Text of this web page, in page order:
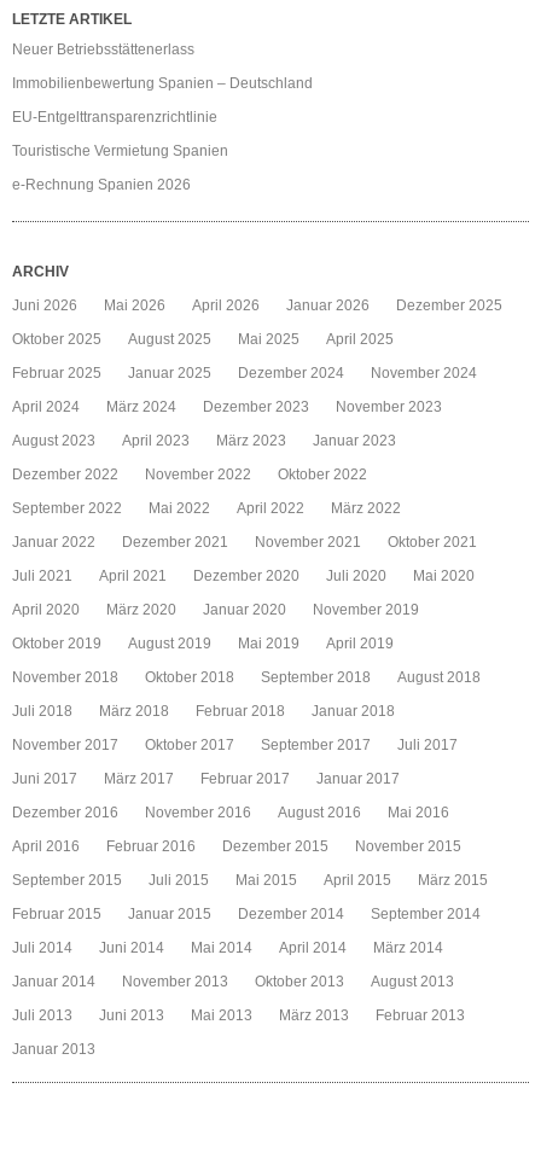
LETZTE ARTIKEL
Neuer Betriebsstättenerlass
Immobilienbewertung Spanien – Deutschland
EU-Entgelttransparenzrichtlinie
Touristische Vermietung Spanien
e-Rechnung Spanien 2026
ARCHIV
Juni 2026
Mai 2026 April 2026 Januar 2026
Dezember 2025
Oktober 2025
August 2025 Mai 2025
April 2025
Februar 2025
Januar 2025 Dezember 2024
November 2024
April 2024
März 2024 Dezember 2023
November 2023
August 2023
April 2023 März 2023
Januar 2023
Dezember 2022
November 2022
Oktober 2022
September 2022
Mai 2022 April 2022
März 2022
Januar 2022
Dezember 2021 November 2021
Oktober 2021
Juli 2021
April 2021 Dezember 2020 Juli 2020
Mai 2020
April 2020
März 2020 Januar 2020
November 2019
Oktober 2019
August 2019 Mai 2019
April 2019
November 2018
Oktober 2018 September 2018
August 2018
Juli 2018
März 2018 Februar 2018
Januar 2018
November 2017
Oktober 2017 September 2017
Juli 2017
Juni 2017
März 2017 Februar 2017
Januar 2017
Dezember 2016
November 2016 August 2016
Mai 2016
April 2016
Februar 2016 Dezember 2015
November 2015
September 2015
Juli 2015 Mai 2015 April 2015
März 2015
Februar 2015
Januar 2015 Dezember 2014
September 2014
Juli 2014
Juni 2014 Mai 2014 April 2014
März 2014
Januar 2014
November 2013 Oktober 2013
August 2013
Juli 2013
Juni 2013 Mai 2013 März 2013
Februar 2013
Januar 2013